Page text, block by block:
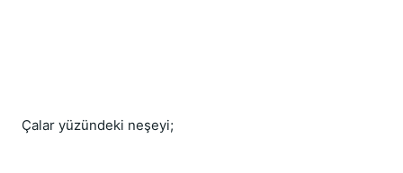
Çalar yüzündeki neşeyi;